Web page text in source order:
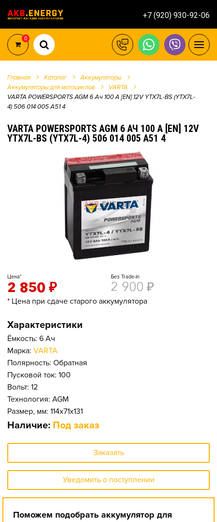
+7 (920) 930-92-06
0
Главная Каталог
Аккумуляторы
Аккумуляторы для мотоциклов
VARTA
VARTA POWERSPORTS AGM 6 Ач 100 A [EN] 12V YTX7L-BS (YTX7L-
4) 506 014 005 A51 4
VARTA POWERSPORTS AGM 6 АЧ 100 A [EN] 12V
YTX7L-BS (YTX7L-4) 506 014 005 A51 4
Цена*
2 850 ₽
Без Trade-in
2 900 ₽
* Цена при сдаче старого аккумулятора
Характеристики
Ёмкость: 6 Ач
Марка: VARTA
Полярность: Обратная
Пусковой ток: 100
Вольт: 12
Технология: AGM
Размер, мм: 114x71x131
Наличие: Под заказ
Заказать
Уведомить о поступлении
Поможем подобрать аккумулятор для